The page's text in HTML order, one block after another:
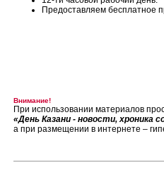
Предоставляем бесплатное
Внимание!
При использовании материалов
«День Казани - новости, хроника
а при размещении в интернете –